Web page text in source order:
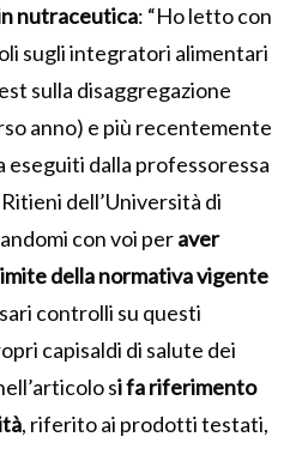
nutraceutica: “Ho letto con
sugli integratori alimentari
sulla disaggregazione
anno) e più recentemente
eseguiti dalla professoressa
dell’Università di
con voi peraver
della normativa vigente
controlli su questi
capisaldi di salute dei
si fa riferimento
, riferito ai prodotti testati,